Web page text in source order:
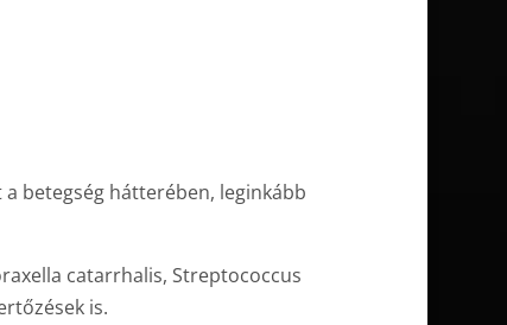
betegség hátterében, leginkább
catarrhalis, Streptococcus
is.